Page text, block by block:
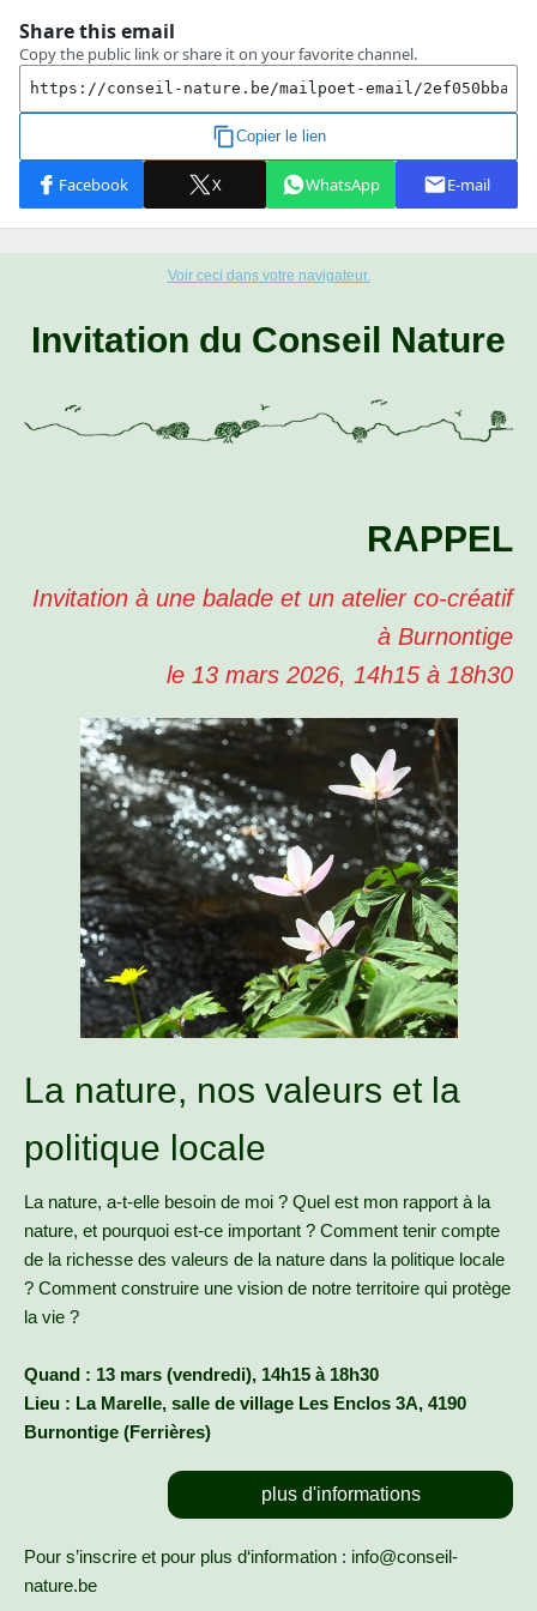
Voir ceci dans votre navigateur.
Invitation du Conseil Nature
RAPPEL
Invitation à une balade et un atelier co-créatif
à Burnontige
le 13 mars 2026, 14h15 à 18h30
La nature, nos valeurs et la
politique locale
La nature, a-t-elle besoin de moi ? Quel est mon rapport à la
nature, et pourquoi est-ce important ? Comment tenir compte
de la richesse des valeurs de la nature dans la politique locale
? Comment construire une vision de notre territoire qui protège
la vie ?
Quand : 13 mars (vendredi), 14h15 à 18h30
Lieu : La Marelle, salle de village Les Enclos 3A, 4190
Burnontige (Ferrières)
plus d'informations
Pour s’inscrire et pour plus d‘information : info@conseil-
nature.be